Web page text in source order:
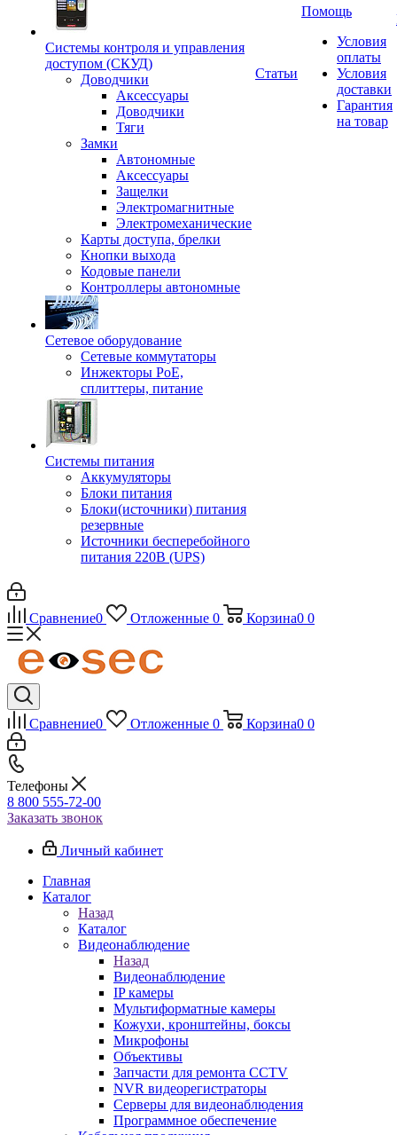
Системы контроля и управления
доступом (СКУД)
Доводчики
Аксессуары
Доводчики
Тяги
Замки
Автономные
Аксессуары
Защелки
Электромагнитные
Электромеханические
Карты доступа, брелки
Кнопки выхода
Кодовые панели
Контроллеры автономные
Сетевое оборудование
Сетевые коммутаторы
Инжекторы РоЕ,
сплиттеры, питание
Системы питания
Аккумуляторы
Блоки питания
Блоки(источники) питания
резервные
Источники бесперебойного
питания 220В (UPS)
Статьи
Помощь
Условия
оплаты
Условия
доставки
Гарантия
на товар
Сравнение0 Отложенные 0 Корзина0 0
Сравнение0 Отложенные 0 Корзина0 0
Телефоны
8 800 555-72-00
Заказать звонок
Личный кабинет
Главная
Каталог
Назад
Каталог
Видеонаблюдение
Назад
Видеонаблюдение
IP камеры
Мультиформатные камеры
Кожухи, кронштейны, боксы
Микрофоны
Объективы
Запчасти для ремонта CCTV
NVR видеорегистраторы
Серверы для видеонаблюдения
Программное обеспечение